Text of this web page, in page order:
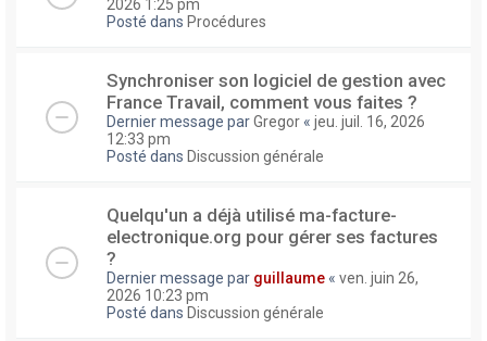
2026 1:25 pm
Posté dans Procédures
Synchroniser son logiciel de gestion avec
France Travail, comment vous faites ?
Dernier message parGregor « jeu. juil. 16, 2026
12:33 pm
Posté dans Discussion générale
Quelqu'un a déjà utilisé ma-facture-
electronique.org pour gérer ses factures
?
Dernier message par guillaume « ven. juin 26,
2026 10:23 pm
Posté dans Discussion générale